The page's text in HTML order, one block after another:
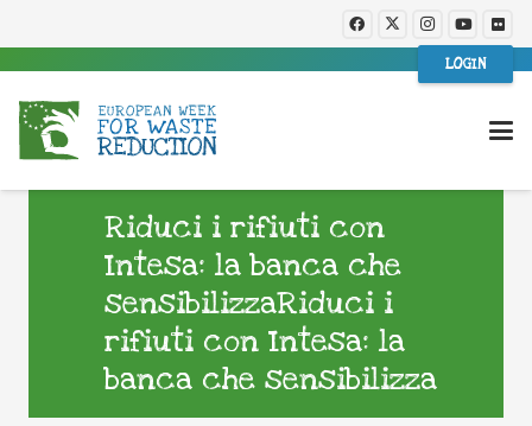
LOGIN
Riduci i rifiuti con
Intesa: la banca che
sensibilizzaRiduci i
rifiuti con Intesa: la
banca che sensibilizza